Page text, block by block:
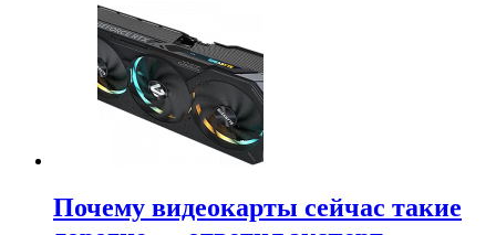
Почему видеокарты сейчас такие